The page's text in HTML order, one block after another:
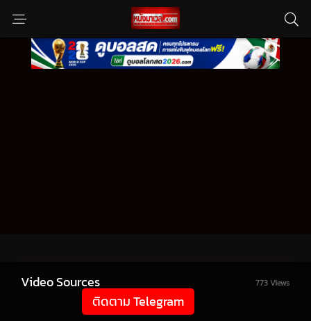
Video Sources 773 Views
ติดตาม Telegram